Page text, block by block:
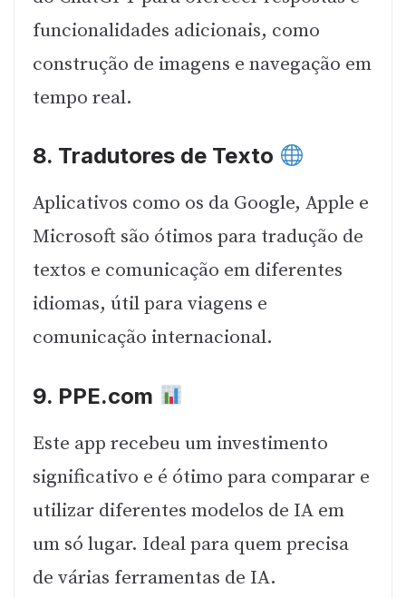
funcionalidades adicionais, como
construção de imagens e navegação em
tempo real.
8. Tradutores de Texto
Aplicativos como os da Google, Apple e
Microsoft são ótimos para tradução de
textos e comunicação em diferentes
idiomas, útil para viagens e
comunicação internacional.
9. PPE.com
Este app recebeu um investimento
significativo e é ótimo para comparar e
utilizar diferentes modelos de IA em
um só lugar. Ideal para quem precisa
de várias ferramentas de IA.